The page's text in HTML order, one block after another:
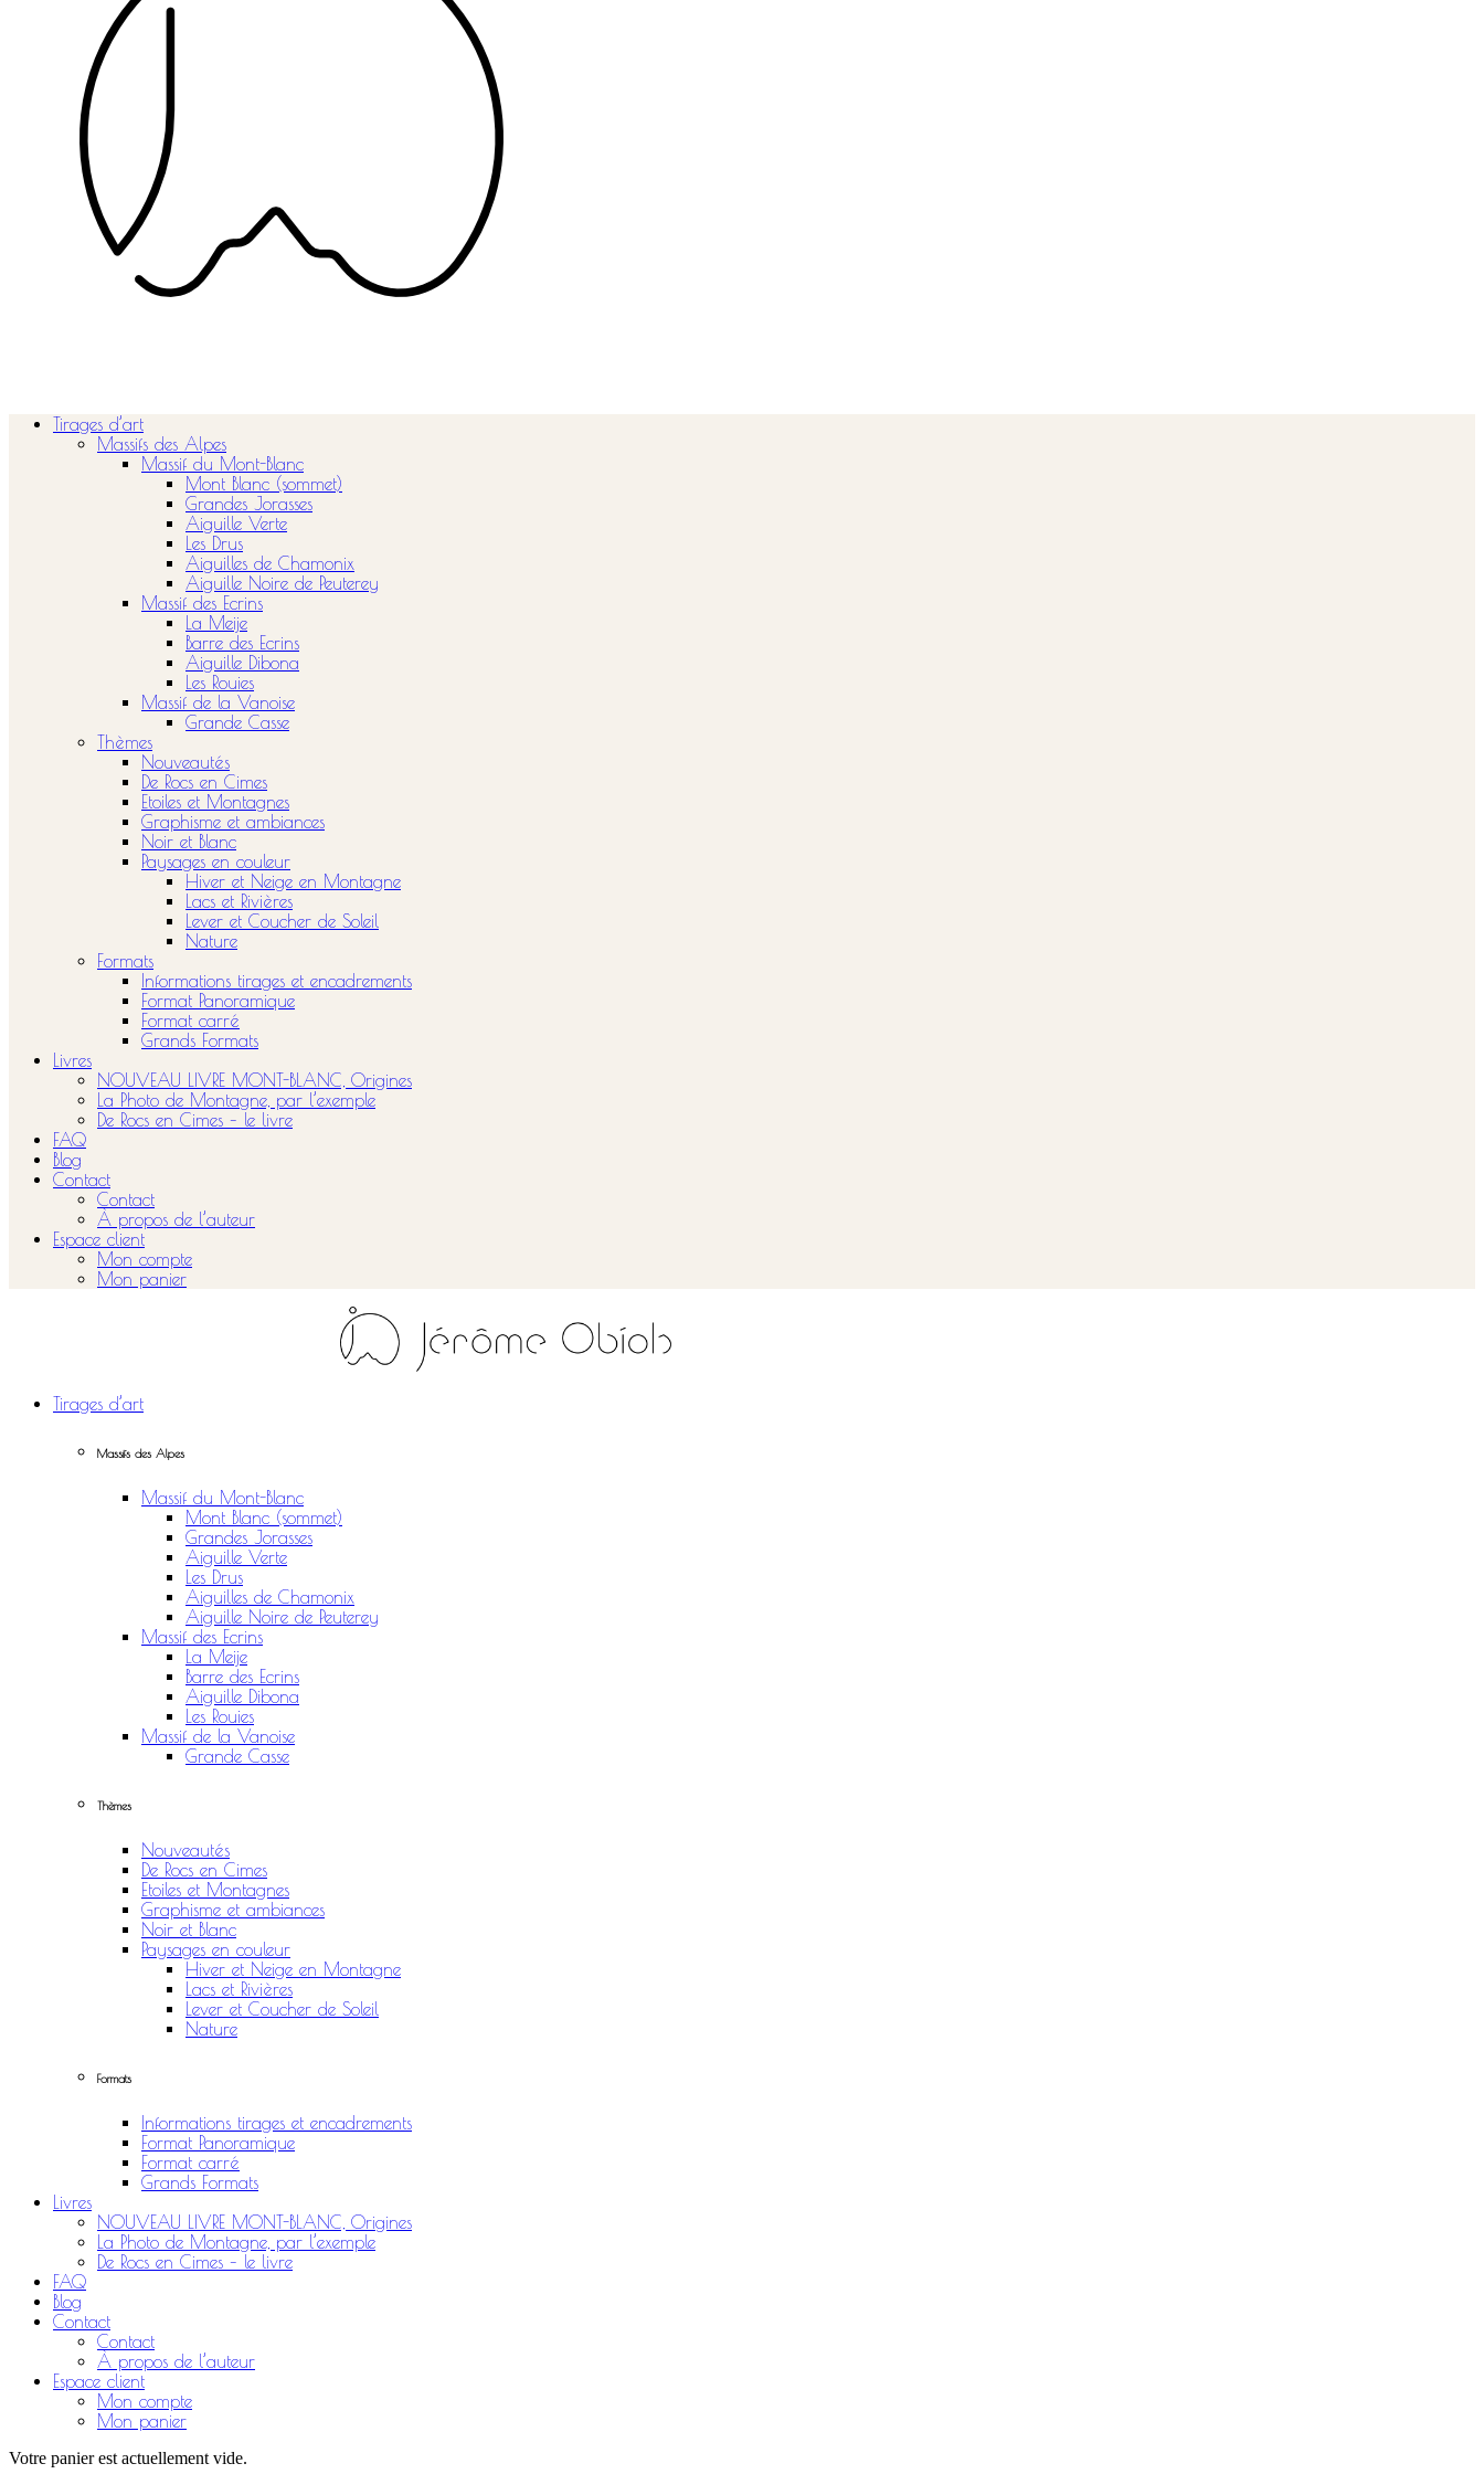
Tirages d’art
Massifs des Alpes
Massif du Mont-Blanc
Mont Blanc (sommet)
Grandes Jorasses
Aiguille Verte
Les Drus
Aiguilles de Chamonix
Aiguille Noire de Peuterey
Massif des Ecrins
La Meije
Barre des Ecrins
Aiguille Dibona
Les Rouies
Massif de la Vanoise
Grande Casse
Thèmes
Nouveautés
De Rocs en Cimes
Etoiles et Montagnes
Graphisme et ambiances
Noir et Blanc
Paysages en couleur
Hiver et Neige en Montagne
Lacs et Rivières
Lever et Coucher de Soleil
Nature
Formats
Informations tirages et encadrements
Format Panoramique
Format carré
Grands Formats
Livres
NOUVEAU LIVRE MONT-BLANC, Origines
La Photo de Montagne, par l’exemple
De Rocs en Cimes – le livre
FAQ
Blog
Contact
Contact
À propos de l’auteur
Espace client
Mon compte
Mon panier
Tirages d’art
Massifs des Alpes
Massif du Mont-Blanc
Mont Blanc (sommet)
Grandes Jorasses
Aiguille Verte
Les Drus
Aiguilles de Chamonix
Aiguille Noire de Peuterey
Massif des Ecrins
La Meije
Barre des Ecrins
Aiguille Dibona
Les Rouies
Massif de la Vanoise
Grande Casse
Thèmes
Nouveautés
De Rocs en Cimes
Etoiles et Montagnes
Graphisme et ambiances
Noir et Blanc
Paysages en couleur
Hiver et Neige en Montagne
Lacs et Rivières
Lever et Coucher de Soleil
Nature
Formats
Informations tirages et encadrements
Format Panoramique
Format carré
Grands Formats
Livres
NOUVEAU LIVRE MONT-BLANC, Origines
La Photo de Montagne, par l’exemple
De Rocs en Cimes – le livre
FAQ
Blog
Contact
Contact
À propos de l’auteur
Espace client
Mon compte
Mon panier
Votre panier est actuellement vide.